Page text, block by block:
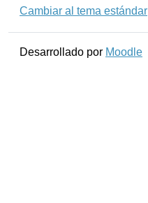
Cambiar al tema estándar
Desarrollado por Moodle